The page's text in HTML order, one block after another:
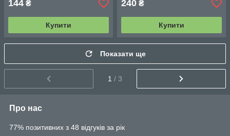
144 ₴
Купити
240 ₴
Купити
Показати ще
1 / 3
Про нас
77% позитивних з 48 відгуків за рік